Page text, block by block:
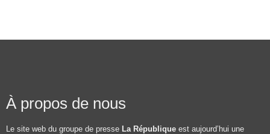
À propos de nous
Le site web du groupe de presse La République est aujourd’hui une